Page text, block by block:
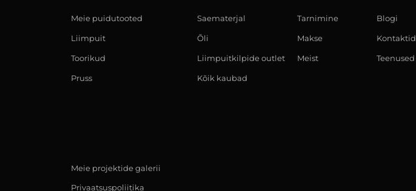
Meie puidutooted
Liimpuit
Toorikud
Pruss
Saematerjal
Õli
Liimpuitkilpide outlet
Kõik kaubad
Tarnimine
Makse
Meist
Blogi
Kontaktid
Teenused
Meie projektide galerii
Privaatsuspoliitika